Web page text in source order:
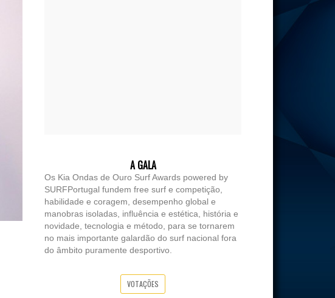
A GALA
Os Kia Ondas de Ouro Surf Awards powered by
SURFPortugal fundem free surf e competição,
habilidade e coragem, desempenho global e
manobras isoladas, influência e estética, história e
novidade, tecnologia e método, para se tornarem
no mais importante galardão do surf nacional fora
do âmbito puramente desportivo.
VOTAÇÕES